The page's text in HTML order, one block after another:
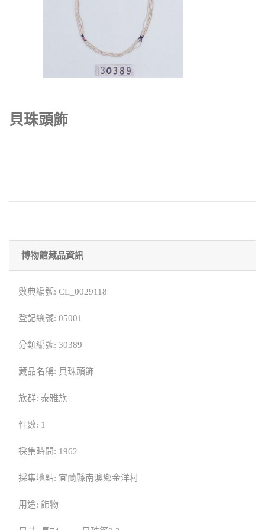
貝珠頭飾
博物館藏品資訊
數典編號: CL_0029118
登記總號: 05001
分類編號: 30389
藏品名稱: 貝珠頭飾
族群: 泰雅族
件數: 1
採集時間: 1962
採集地點: 宜蘭縣南澳鄉金洋村
用途: 飾物